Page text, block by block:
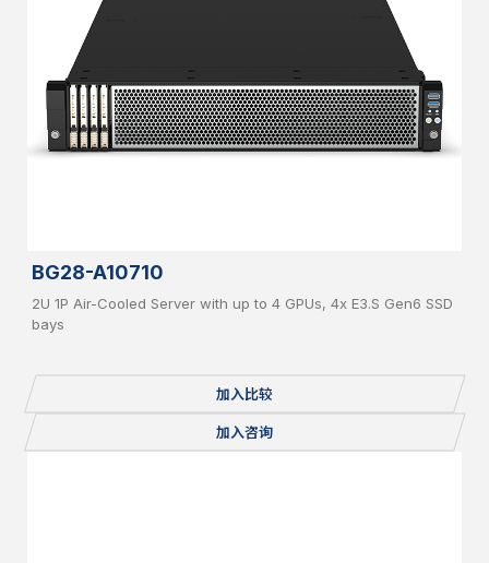
BG28-A10710
2U 1P Air-Cooled Server with up to 4 GPUs, 4x E3.S Gen6 SSD
bays
加入比较
加入咨询